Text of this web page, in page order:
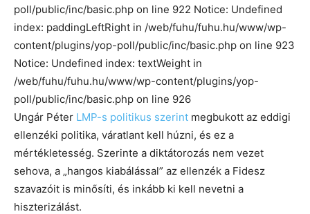
poll/public/inc/basic.php on line 922 Notice: Undefined
index: paddingLeftRight in /web/fuhu/fuhu.hu/www/wp-
content/plugins/yop-poll/public/inc/basic.php on line 923
Notice: Undefined index: textWeight in
/web/fuhu/fuhu.hu/www/wp-content/plugins/yop-
poll/public/inc/basic.php on line 926
Ungár Péter LMP-s politikus szerint megbukott az eddigi
ellenzéki politika, váratlant kell húzni, és ez a
mértékletesség. Szerinte a diktátorozás nem vezet
sehova, a „hangos kiabálással” az ellenzék a Fidesz
szavazóit is minősíti, és inkább ki kell nevetni a
hiszterizálást.